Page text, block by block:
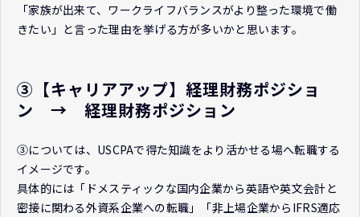
「家族が出来て、ワークライフバランスがより整った環境で働
きたい」と言った理由を挙げる方が多いかと思います。
③【キャリアアップ】経理財務ポジショ
ン　→　経理財務ポジション
③については、USCPAで得た知識をより活かせる場へ転職する
イメージです。
具体的には「ドメスティックな国内企業から英語や英文会計と
密接に関わる外資系企業への転職」「非上場企業からIFRS適応